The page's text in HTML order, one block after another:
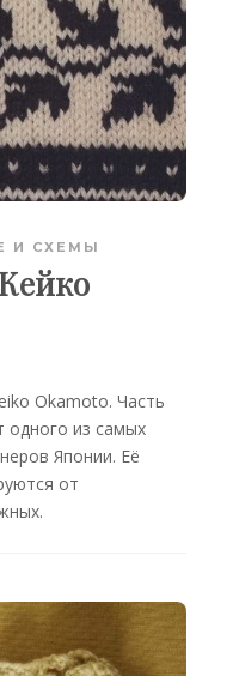
И СХЕМЫ
Okamoto. Часть
одного из самых
Японии. Её
от